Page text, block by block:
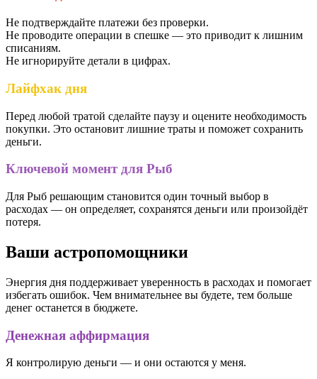
Не подтверждайте платежи без проверки.
Не проводите операции в спешке — это приводит к лишним
списаниям.
Не игнорируйте детали в цифрах.
Лайфхак дня
Перед любой тратой сделайте паузу и оцените необходимость
покупки. Это остановит лишние траты и поможет сохранить
деньги.
Ключевой момент для Рыб
Для Рыб решающим становится один точный выбор в
расходах — он определяет, сохранятся деньги или произойдёт
потеря.
Ваши астропомощники
Энергия дня поддерживает уверенность в расходах и помогает
избегать ошибок. Чем внимательнее вы будете, тем больше
денег останется в бюджете.
Денежная аффирмация
Я контролирую деньги — и они остаются у меня.